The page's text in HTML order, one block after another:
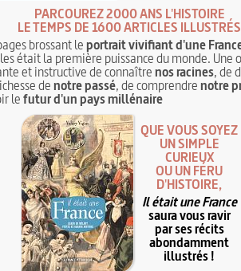
PARCOUREZ 2000 ANS L'HISTOIRE
LE TEMPS DE 1600 ARTICLES ILLUSTRÉS
brossant leportrait vivifiant d'une
était la première puissance du monde. Une
et instructive de connaîtrenos racines, de
denotre passé, de comprendrenotre
lefutur d'un pays millénaire
QUE VOUS SOYEZ
UN SIMPLE
CURIEUX
OU UN FÉRU
D'HISTOIRE,
Il était une France
saura vous ravir
par ses récits
abondamment
illustrés !